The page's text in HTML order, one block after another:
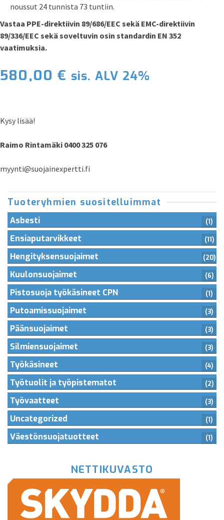
noussut 24 tunnista 73 tuntiin.
Vastaa PPE-direktiivin 89/686/EEC sekä EMC-direktiivin
89/336/EEC sekä soveltuvin osin standardin EN 352
vaatimuksia.
580,00 € sis. ALV 24%
Kysy lisää!
Raimo Rintamäki 0400 325 076
myynti@suojainexpertti.fi
Tuoteryhmien suositelluimmat
Asbesti (1)
Ensiaputarvikkeet (11)
Hengityksensuojaimet (20)
Kuulonsuojaimet (6)
Pistosuoja työkäsineet CPN (1)
Putoamissuojaimet (3)
Päänsuojaimet (3)
Silmiensuojaimet (3)
Työkäsineet (4)
Työtuolit ja työpistematot (2)
Työvaatteet (3)
Uncategorized (1)
Väestönsuojatuotteet (1)
NETTIKUVASTO